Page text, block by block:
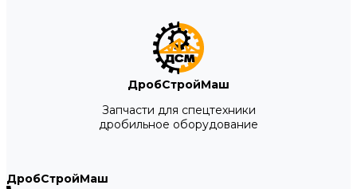
ДробСтройМаш
Запчасти для спецтехники
дробильное оборудование
ДробСтройМаш